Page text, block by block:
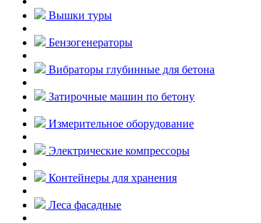
Вышки туры
Бензогенераторы
Вибраторы глубинные для бетона
Затирочные машин по бетону
Измерительное оборудование
Электрические компрессоры
Контейнеры для хранения
Леса фасадные